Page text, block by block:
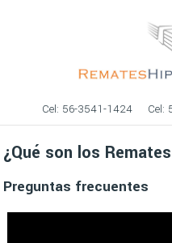
Cel: 56-3541-1424 Cel:
¿Qué son los
Preguntas frecuentes